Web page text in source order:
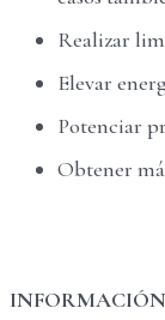
Realizar
Elevar
Potenciar
Obtener